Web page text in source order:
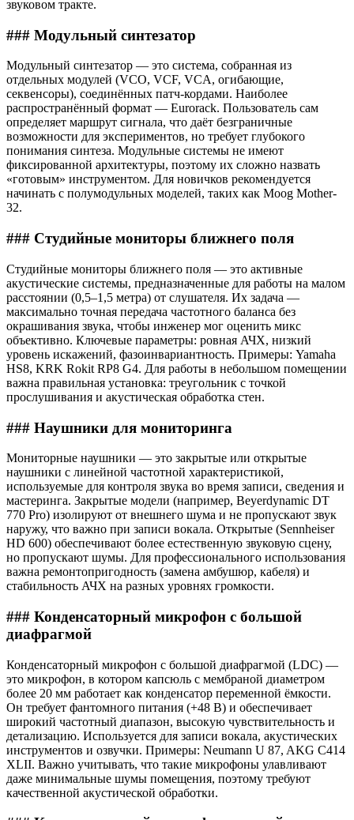
звуковом тракте.
### Модульный синтезатор
Модульный синтезатор — это система, собранная из
отдельных модулей (VCO, VCF, VCA, огибающие,
секвенсоры), соединённых патч-кордами. Наиболее
распространённый формат — Eurorack. Пользователь сам
определяет маршрут сигнала, что даёт безграничные
возможности для экспериментов, но требует глубокого
понимания синтеза. Модульные системы не имеют
фиксированной архитектуры, поэтому их сложно назвать
«готовым» инструментом. Для новичков рекомендуется
начинать с полумодульных моделей, таких как Moog Mother-
32.
### Студийные мониторы ближнего поля
Студийные мониторы ближнего поля — это активные
акустические системы, предназначенные для работы на малом
расстоянии (0,5–1,5 метра) от слушателя. Их задача —
максимально точная передача частотного баланса без
окрашивания звука, чтобы инженер мог оценить микс
объективно. Ключевые параметры: ровная АЧХ, низкий
уровень искажений, фазоинвариантность. Примеры: Yamaha
HS8, KRK Rokit RP8 G4. Для работы в небольшом помещении
важна правильная установка: треугольник с точкой
прослушивания и акустическая обработка стен.
### Наушники для мониторинга
Мониторные наушники — это закрытые или открытые
наушники с линейной частотной характеристикой,
используемые для контроля звука во время записи, сведения и
мастеринга. Закрытые модели (например, Beyerdynamic DT
770 Pro) изолируют от внешнего шума и не пропускают звук
наружу, что важно при записи вокала. Открытые (Sennheiser
HD 600) обеспечивают более естественную звуковую сцену,
но пропускают шумы. Для профессионального использования
важна ремонтопригодность (замена амбушюр, кабеля) и
стабильность АЧХ на разных уровнях громкости.
### Конденсаторный микрофон с большой
диафрагмой
Конденсаторный микрофон с большой диафрагмой (LDC) —
это микрофон, в котором капсюль с мембраной диаметром
более 20 мм работает как конденсатор переменной ёмкости.
Он требует фантомного питания (+48 В) и обеспечивает
широкий частотный диапазон, высокую чувствительность и
детализацию. Используется для записи вокала, акустических
инструментов и озвучки. Примеры: Neumann U 87, AKG C414
XLII. Важно учитывать, что такие микрофоны улавливают
даже минимальные шумы помещения, поэтому требуют
качественной акустической обработки.